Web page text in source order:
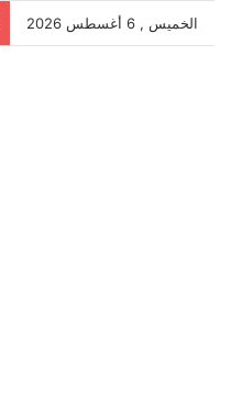
الخميس , 6 أغسطس 2026